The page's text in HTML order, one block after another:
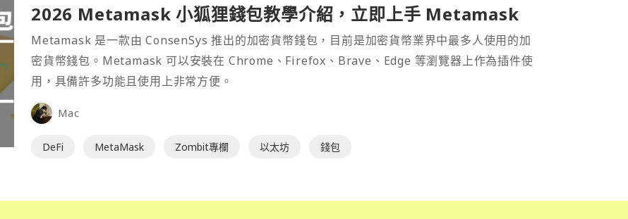
2026 Metamask 小狐狸錢包教學介紹，立即上手 Metamask
Metamask 是一款由 ConsenSys 推出的加密貨幣錢包，目前是加密貨幣業界中最多人使用的加
密貨幣錢包。Metamask 可以安裝在 Chrome、Firefox、Brave、Edge 等瀏覽器上作為插件使
用，具備許多功能且使用上非常方便。
Mac
DeFi MetaMask Zombit專欄 以太坊 錢包